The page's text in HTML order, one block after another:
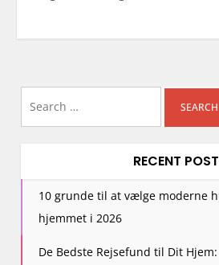
RECENT
10 grunde til at vælge moderne
hjemmet i 2026
De Bedste Rejsefund til Dit